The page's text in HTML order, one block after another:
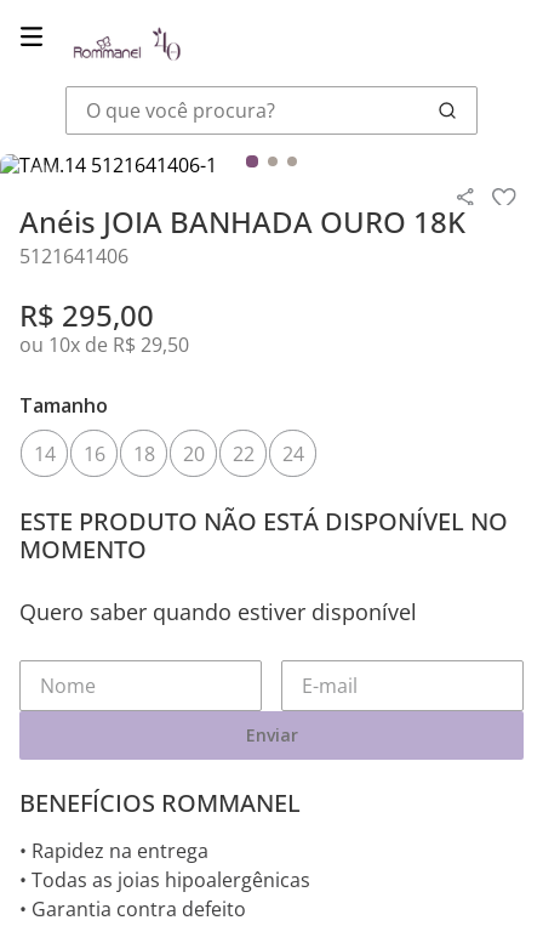
O que você procura?
Joias Anéis Anéis JOIA BANHADA OURO 18K
Anéis JOIA BANHADA OURO 18K
5121641406
R$ 295,00
ou 10x de R$ 29,50
Tamanho
14
16 18 20 22 24
ESTE PRODUTO NÃO ESTÁ DISPONÍVEL NO
MOMENTO
Quero saber quando estiver disponível
Enviar
BENEFÍCIOS ROMMANEL
• Rapidez na entrega
• Todas as joias hipoalergênicas
• Garantia contra defeito